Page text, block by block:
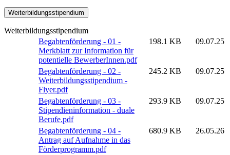
Weiterbildungsstipendium
Weiterbildungsstipendium
Begabtenförderung - 01 -
Merkblatt zur Information für
potentielle BewerberInnen.pdf
198.1 KB 09.07.25
Begabtenförderung - 02 -
Weiterbildungsstipendium -
Flyer.pdf
245.2 KB 09.07.25
Begabtenförderung - 03 -
Stipendieninformation - duale
Berufe.pdf
293.9 KB 09.07.25
Begabtenförderung - 04 -
Antrag auf Aufnahme in das
Förderprogramm.pdf
680.9 KB 26.05.26